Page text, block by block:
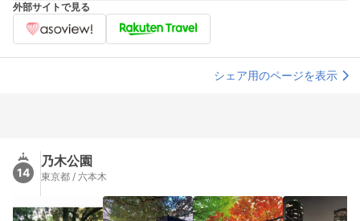
外部サイトで見る
シェア用のページを表示
14
乃木公園
東京都 / 六本木